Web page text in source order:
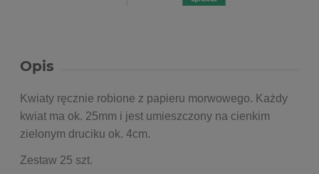
Opis
Kwiaty ręcznie robione z papieru morwowego. Każdy
kwiat ma ok. 25mm i jest umieszczony na cienkim
zielonym druciku ok. 4cm.
Zestaw 25 szt.